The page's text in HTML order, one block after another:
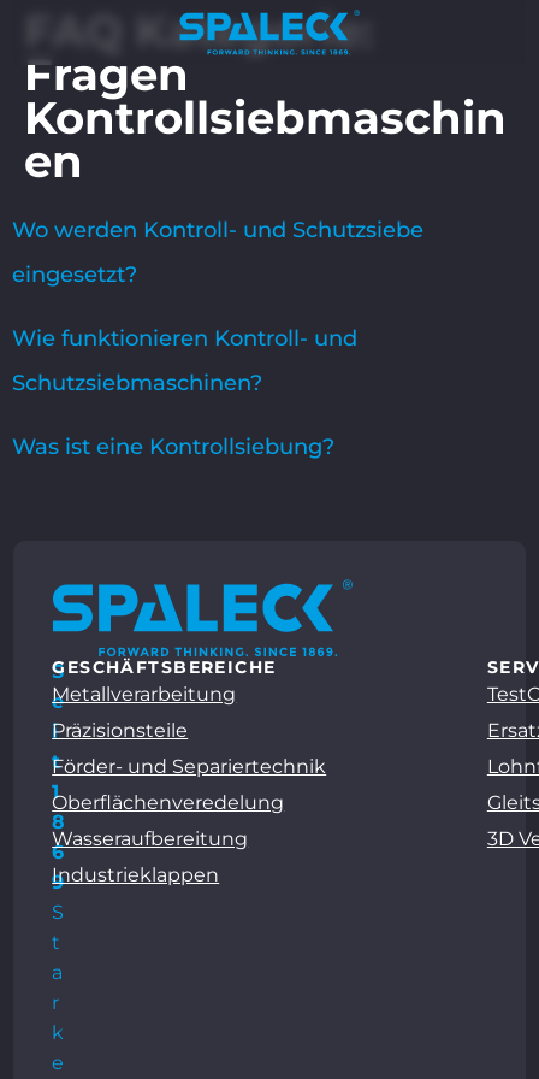
FAQ Kategorie:
Fragen
Kontrollsiebmaschin
en
Wo werden Kontroll- und Schutzsiebe
eingesetzt?
Wie funktionieren Kontroll- und
Schutzsiebmaschinen?
Was ist eine Kontrollsiebung?
S
e
i
t
1
8
6
9
S
t
a
r
k
e
GESCHÄFTSBEREICHE
Metallverarbeitung
Präzisionsteile
Förder- und Separiertechnik
Oberflächenveredelung
Wasseraufbereitung
Industrieklappen
3D